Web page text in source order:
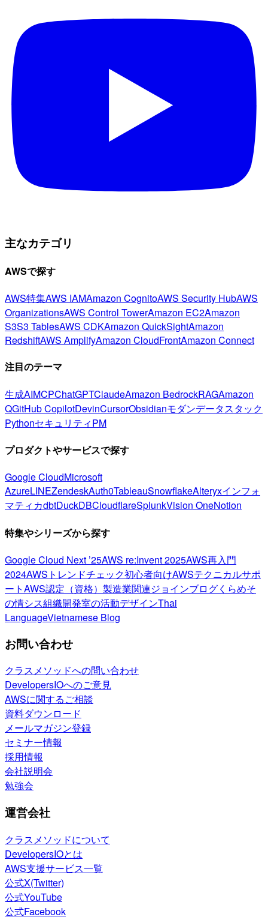
主なカテゴリ
AWSで探す
AWS特集AWS IAMAmazon CognitoAWS Security HubAWS
OrganizationsAWS Control TowerAmazon EC2Amazon
S3S3 TablesAWS CDKAmazon QuickSightAmazon
RedshiftAWS AmplifyAmazon CloudFrontAmazon Connect
注目のテーマ
生成AIMCPChatGPTClaudeAmazon BedrockRAGAmazon
QGitHub CopilotDevinCursorObsidianモダンデータスタック
PythonセキュリティPM
プロダクトやサービスで探す
Google CloudMicrosoft
AzureLINEZendeskAuth0TableauSnowflakeAlteryxインフォ
マティカdbtDuckDBCloudflareSplunkVision OneNotion
特集やシリーズから探す
Google Cloud Next ’25AWS re:Invent 2025AWS再入門
2024AWSトレンドチェック初心者向けAWSテクニカルサポ
ートAWS認定（資格） 製造業関連ジョインブログくらめそ
の情シス組織開発室の活動デザインThai
LanguageVietnamese Blog
お問い合わせ
クラスメソッドへの問い合わせ
DevelopersIOへのご意見
AWSに関するご相談
資料ダウンロード
メールマガジン登録
セミナー情報
採用情報
会社説明会
勉強会
運営会社
クラスメソッドについて
DevelopersIOとは
AWS支援サービス一覧
公式X(Twitter)
公式YouTube
公式Facebook